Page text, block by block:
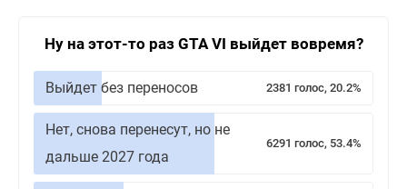
Ну на этот-то раз GTA VI выйдет вовремя?
Выйдет без переносов 2381 голос, 20.2%
Нет, снова перенесут, но не
дальше 2027 года
6291 голос, 53.4%